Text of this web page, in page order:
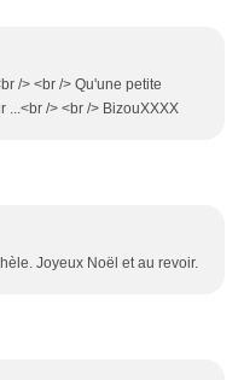
/> <br /> Qu'une petite
/> <br /> BizouXXXX
Joyeux Noël et au revoir.